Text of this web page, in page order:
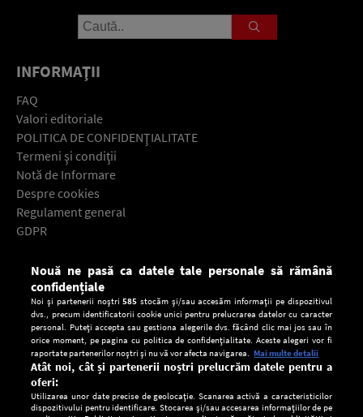
INFORMAŢII
FAQ
Valori editoriale
POLITICA DE CONFIDENŢIALITATE
Termeni şi condiţii
Notă de Informare
Despre cookies
Regulament general
GDPR
Descarcă gratuit aplicaţia Europa FM pentru smartphone:
Nouă ne pasă ca datele tale personale să rămână
confidențiale
Noi și partenerii noștri585 stocăm și/sau accesăm informații pe dispozitivul
dvs., precum identificatorii cookie unici pentru prelucrarea datelor cu caracter
personal. Puteți accepta sau gestiona alegerile dvs. făcând clic mai jos sau în
orice moment, pe pagina cu politica de confidențialitate. Aceste alegeri vor fi
raportate partenerilor noștri și nu vă vor afecta navigarea. Mai multe detalii
Atât noi, cât și partenerii noștri prelucrăm datele pentru a
oferi:
Utilizarea unor date precise de geolocație. Scanarea activă a caracteristicilor
dispozitivului pentru identificare. Stocarea și/sau accesarea informațiilor de pe